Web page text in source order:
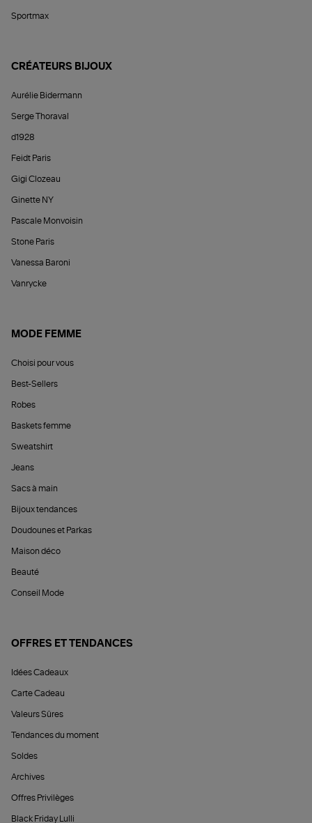
Sportmax
CRÉATEURS BIJOUX
Aurélie Bidermann
Serge Thoraval
d1928
Feidt Paris
Gigi Clozeau
Ginette NY
Pascale Monvoisin
Stone Paris
Vanessa Baroni
Vanrycke
MODE FEMME
Choisi pour vous
Best-Sellers
Robes
Baskets femme
Sweatshirt
Jeans
Sacs à main
Bijoux tendances
Doudounes et Parkas
Maison déco
Beauté
Conseil Mode
OFFRES ET TENDANCES
Idées Cadeaux
Carte Cadeau
Valeurs Sûres
Tendances du moment
Soldes
Archives
Offres Privilèges
Black Friday Lulli